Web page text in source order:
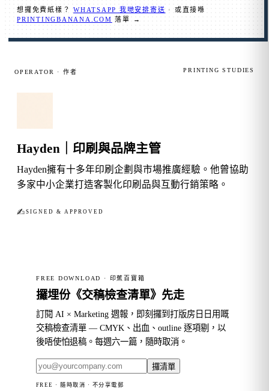
想攞免費紙樣？WHATSAPP 我哋安排寄送 · 或直接喺
PRINTINGBANANA.COM 落單 →
OPERATOR · 作者 PRINTING STUDIES
Hayden｜印刷與品牌主管
Hayden擁有十多年印刷企劃與市場推廣經驗。他曾協助
多家中小企業打造客製化印刷品與互動行銷策略。
✍︎ SIGNED & APPROVED
FREE DOWNLOAD · 印蕉百寶箱
攞埋份《交稿檢查清單》先走
訂閱 AI × Marketing 週報，即刻攞到打版房日日用嘅
交稿檢查清單 — CMYK、出血、outline 逐項剔，以
後唔使怕退稿。每週六一篇，隨時取消。
攞清單
FREE · 隨時取消 · 不分享電郵